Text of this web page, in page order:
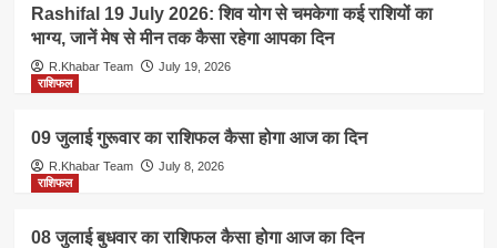
Rashifal 19 July 2026: शिव योग से चमकेगा कई राशियों का
भाग्य, जानें मेष से मीन तक कैसा रहेगा आपका दिन
R.Khabar Team
July 19, 2026
राशिफल
09 जुलाई गुरूवार का राशिफल कैसा होगा आज का दिन
R.Khabar Team
July 8, 2026
राशिफल
08 जुलाई बुधवार का राशिफल कैसा होगा आज का दिन